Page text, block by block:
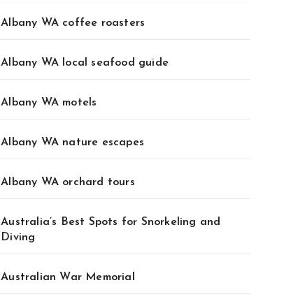
Albany WA coffee roasters
Albany WA local seafood guide
Albany WA motels
Albany WA nature escapes
Albany WA orchard tours
Australia’s Best Spots for Snorkeling and
Diving
Australian War Memorial